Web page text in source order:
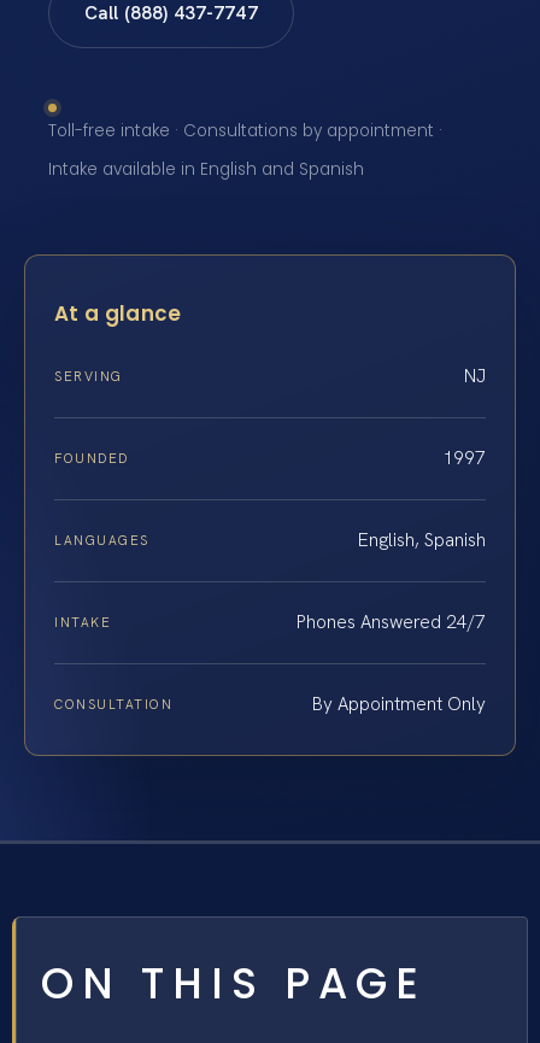
Call (888) 437-7747
Toll-free intake · Consultations by appointment ·
Intake available in English and Spanish
At a glance
SERVING NJ
FOUNDED 1997
LANGUAGES English, Spanish
INTAKE Phones Answered 24/7
CONSULTATION By Appointment Only
ON THIS PAGE